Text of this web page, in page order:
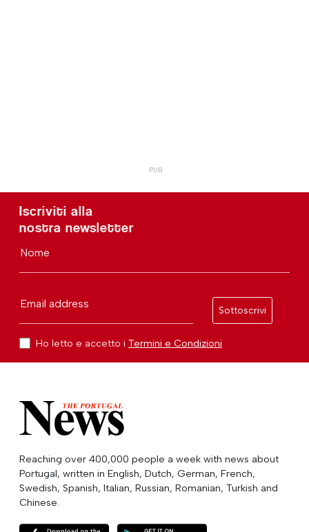
Iscriviti alla
nostra newsletter
Nome
Email address
Sottoscrivi
Ho letto e accetto i Termini e Condizioni
Reaching over 400,000 people a week with news about
Portugal, written in English, Dutch, German, French,
Swedish, Spanish, Italian, Russian, Romanian, Turkish and
Chinese.